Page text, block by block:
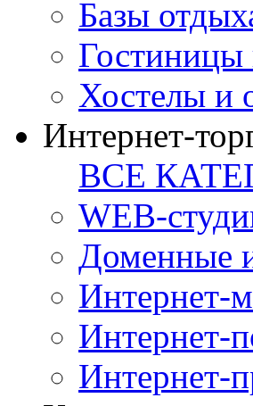
Базы
Хостелы и
Интернет-
ВСЕ
WEB-
Доменные
Интернет-
Интернет-
Интернет-